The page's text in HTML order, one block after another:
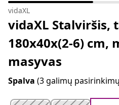
vidaXL
vidaXL Stalviršis,
180x40x(2-6) cm,
masyvas
Spalva (3 galimų